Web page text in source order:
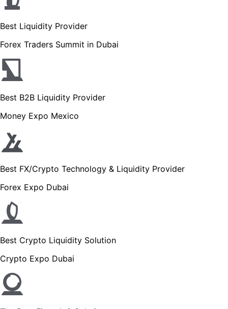
Best Liquidity Provider
Forex Traders Summit in Dubai
Best B2B Liquidity Provider
Money Expo Mexico
Best FX/Crypto Technology & Liquidity Provider
Forex Expo Dubai
Best Crypto Liquidity Solution
Crypto Expo Dubai